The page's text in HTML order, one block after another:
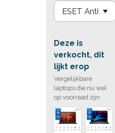
Deze is
verkocht, dit
lijkt erop
Vergelijkbare
laptops die nu wel
op voorraad zijn